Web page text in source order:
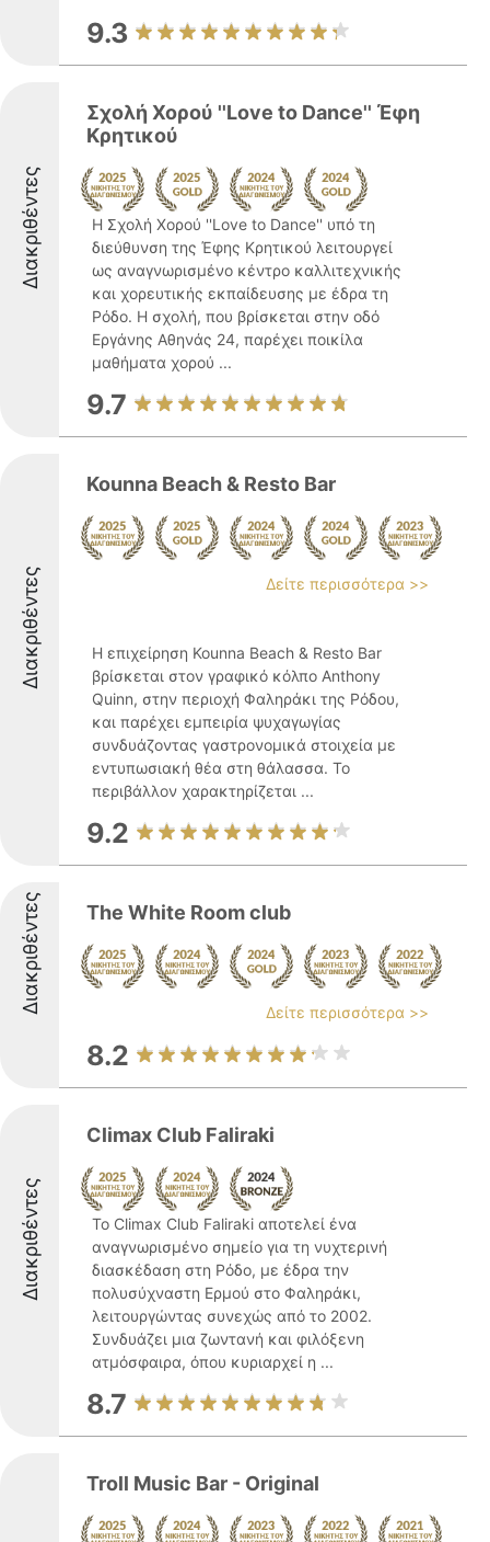
9.3
Διακριθέντες
Σχολή Χορού ''Love to Dance'' Έφη
Κρητικού
Η Σχολή Χορού ''Love to Dance'' υπό τη
διεύθυνση της Έφης Κρητικού λειτουργεί
ως αναγνωρισμένο κέντρο καλλιτεχνικής
και χορευτικής εκπαίδευσης με έδρα τη
Ρόδο. Η σχολή, που βρίσκεται στην οδό
Εργάνης Αθηνάς 24, παρέχει ποικίλα
μαθήματα χορού ...
9.7
Διακριθέντες
Kounna Beach & Resto Bar
Δείτε περισσότερα >>
Η επιχείρηση Kounna Beach & Resto Bar
βρίσκεται στον γραφικό κόλπο Anthony
Quinn, στην περιοχή Φαληράκι της Ρόδου,
και παρέχει εμπειρία ψυχαγωγίας
συνδυάζοντας γαστρονομικά στοιχεία με
εντυπωσιακή θέα στη θάλασσα. Το
περιβάλλον χαρακτηρίζεται ...
9.2
Διακριθέντες The White Room club
Δείτε περισσότερα >>
8.2
Διακριθέντες
Climax Club Faliraki
Το Climax Club Faliraki αποτελεί ένα
αναγνωρισμένο σημείο για τη νυχτερινή
διασκέδαση στη Ρόδο, με έδρα την
πολυσύχναστη Ερμού στο Φαληράκι,
λειτουργώντας συνεχώς από το 2002.
Συνδυάζει μια ζωντανή και φιλόξενη
ατμόσφαιρα, όπου κυριαρχεί η ...
8.7
Troll Music Bar - Original